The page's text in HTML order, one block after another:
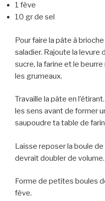
1 fève
10 gr de sel
Pour faire la pâte à
saladier. Rajoute la levure
sucre, la farine et le
les grumeaux.
Travaille la pâte en
les sens avant de former
saupoudre ta table de
Laisse reposer la boule
devrait doubler de volume.
Forme de petites boules
fève.